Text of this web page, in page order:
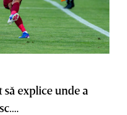
explice unde a